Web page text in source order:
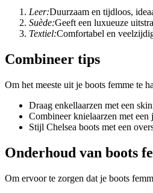
Leer:Duurzaam en tijdloos,
Suède:Geeft een luxueuze
Textiel:Comfortabel en
Combineer tips
Om het meeste uit je boots femme te
Draag enkellaarzen met een
Combineer knielaarzen met
Stijl Chelsea boots met een
Onderhoud van boots
Om ervoor te zorgen dat je boots